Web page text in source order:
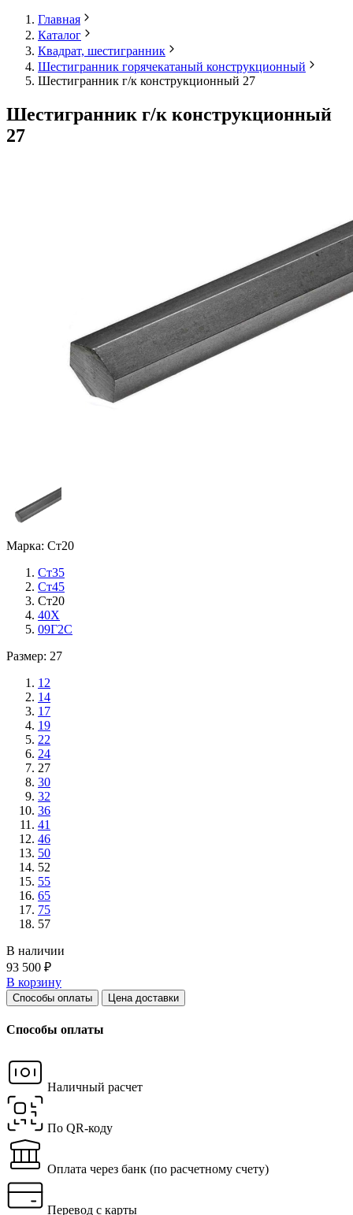
Главная
Каталог
Квадрат, шестигранник
Шестигранник горячекатаный конструкционный
Шестигранник г/к конструкционный 27
Шестигранник г/к конструкционный
27
Марка: Ст20
Ст35
Ст45
Ст20
40Х
09Г2С
Размер: 27
12
14
17
19
22
24
27
30
32
36
41
46
50
52
55
65
75
57
В наличии
93 500 ₽
В корзину
Способы оплаты Цена доставки
Способы оплаты
Наличный расчет
По QR-коду
Оплата через банк (по расчетному счету)
Перевод с карты